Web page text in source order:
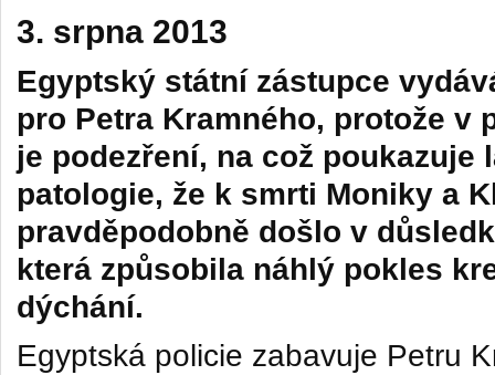
3. srpna 2013
Egyptský státní zástupce
pro Petra Kramného, protože v
je podezření, na což poukazuje
patologie, že k smrti Moniky a
pravděpodobně došlo v
která způsobila náhlý pokles
dýchání.
Egyptská policie zabavuje Petru